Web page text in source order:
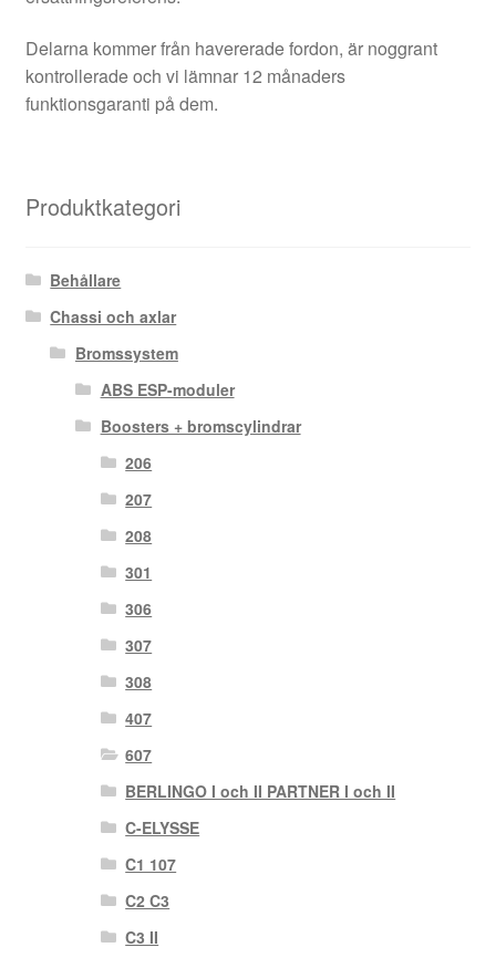
Delarna kommer från havererade fordon, är noggrant
kontrollerade och vi lämnar 12 månaders
funktionsgaranti på dem.
Produktkategori
Behållare
Chassi och axlar
Bromssystem
ABS ESP-moduler
Boosters + bromscylindrar
206
207
208
301
306
307
308
407
607
BERLINGO I och II PARTNER I och II
C-ELYSSE
C1 107
C2 C3
C3 II